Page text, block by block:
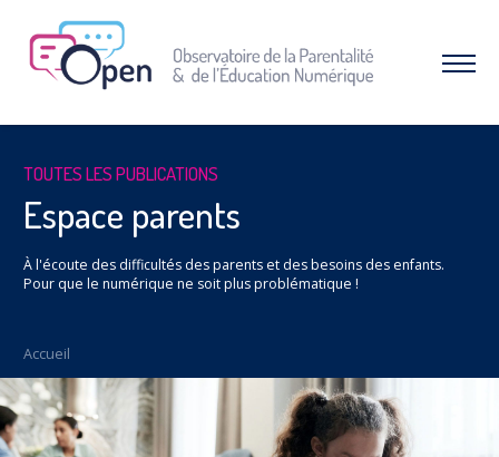
Afficher
le
À PROPOS DE L’OPEN
Qui sommes-nous ?
Nos combats et réussites
RESSOURCES
INTERVENTIONS & FORMATIONS
CAMPAGNES & OPÉRATIONS
TOUTES LES PUBLICATIONS
Espace parents
À l'écoute des difficultés des parents et des besoins des enfants.
Pour que le numérique ne soit plus problématique !
Accueil